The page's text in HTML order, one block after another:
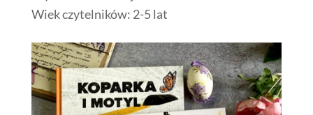
Wiek czytelników: 2-5 lat